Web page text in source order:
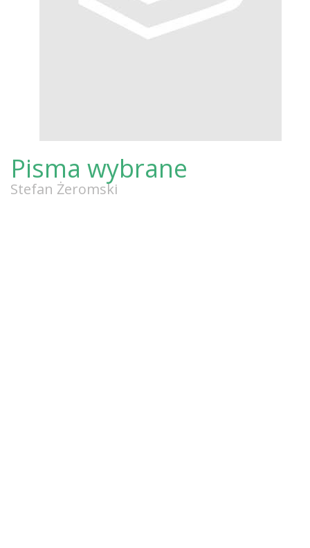
Pisma wybrane
Stefan Żeromski